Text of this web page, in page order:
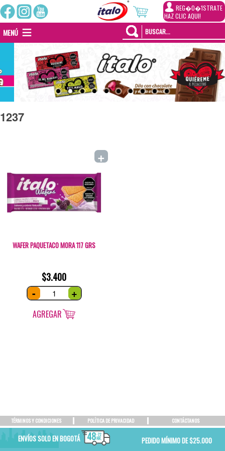
REG�0�1STRATE
HAZ CLIC AQUI!
MENÚ
1237
WAFER PAQUETACO MORA 117 GRS
$3.400
- Wafer
Paquetaco
Mora
grs
quantity
+
AGREGAR
+
TÉRMINOS Y CONDICIONES POLÍTICA DE PRIVACIDAD CONTÁCTANOS
ENVÍOS SOLO EN BOGOTÁ PEDIDO MÍNIMO DE $25.000